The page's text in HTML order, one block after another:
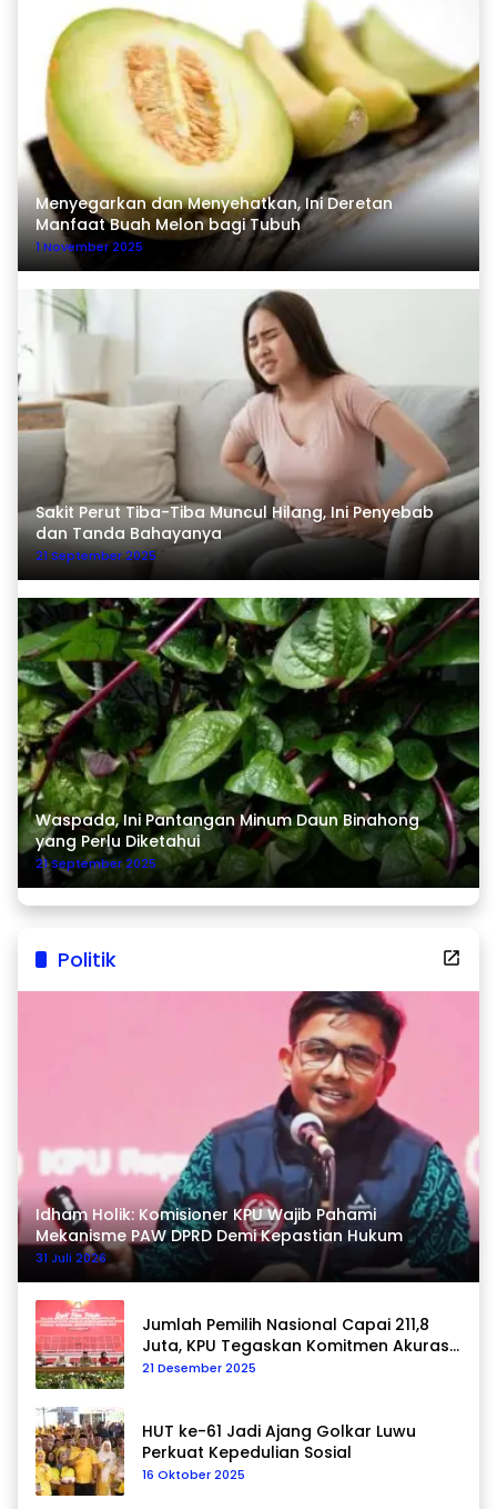
Menyegarkan dan Menyehatkan, Ini Deretan
Manfaat Buah Melon bagi Tubuh
1 November 2025
Sakit Perut Tiba-Tiba Muncul Hilang, Ini Penyebab
dan Tanda Bahayanya
21 September 2025
Waspada, Ini Pantangan Minum Daun Binahong
yang Perlu Diketahui
21 September 2025
Politik
Idham Holik: Komisioner KPU Wajib Pahami
Mekanisme PAW DPRD Demi Kepastian Hukum
31 Juli 2026
Jumlah Pemilih Nasional Capai 211,8
Juta, KPU Tegaskan Komitmen Akurasi
Data Berkelanjutan
21 Desember 2025
HUT ke-61 Jadi Ajang Golkar Luwu
Perkuat Kepedulian Sosial
16 Oktober 2025